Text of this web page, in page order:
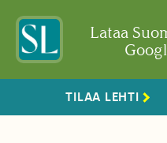
Lataa
TILAA LEHTI